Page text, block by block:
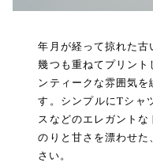
年月が経って掠れた
幾つも重ねてプリン
ンティークな雰囲気を
す。シンプルにTシャ
スなどのエレガント
のりと甘さを漂わせ
さい。